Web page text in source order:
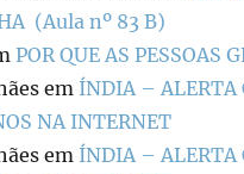
(Aula nº 83 B)
POR QUE AS PESSOAS
em ÍNDIA – ALERTA
NA INTERNET
em ÍNDIA – ALERTA